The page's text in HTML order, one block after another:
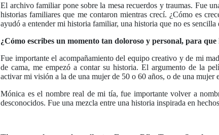
El archivo familiar pone sobre la mesa recuerdos y traumas. Fue
historias familiares que me contaron mientras crecí. ¿Cómo es
ayudó a entender mi historia familiar, una historia que no es sencilla
¿Cómo escribes un momento tan doloroso y personal, para
Fue importante el acompañamiento del equipo creativo y de mi
de cama, me empezó a contar su historia. El argumento de la
activar mi visión a la de una mujer de 50 o 60 años, o de una mujer
Mónica es el nombre real de mi tía, fue importante volver a
desconocidos. Fue una mezcla entre una historia inspirada en